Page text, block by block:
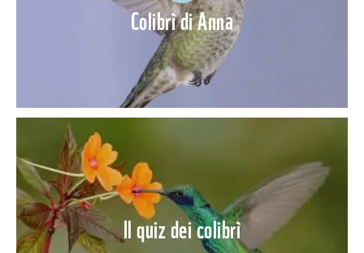
Colibrì di Anna
Il quiz dei colibrì